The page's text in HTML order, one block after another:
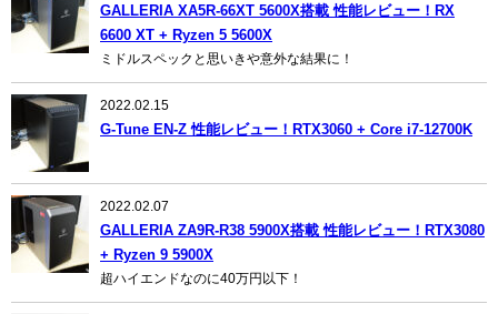
GALLERIA XA5R-66XT 5600X搭載 性能レビュー！RX
6600 XT + Ryzen 5 5600X
ミドルスペックと思いきや意外な結果に！
2022.02.15
G-Tune EN-Z 性能レビュー！RTX3060 + Core i7-12700K
2022.02.07
GALLERIA ZA9R-R38 5900X搭載 性能レビュー！RTX3080
+ Ryzen 9 5900X
超ハイエンドなのに40万円以下！